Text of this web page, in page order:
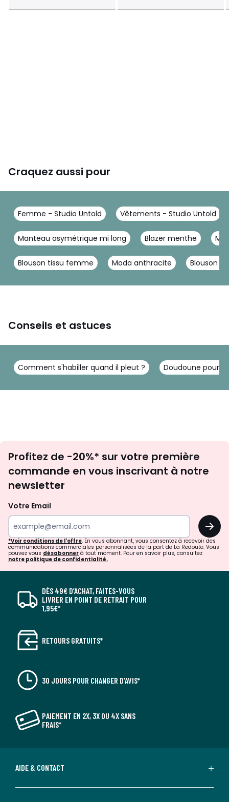
Craquez aussi pour
Femme - Studio Untold Vêtements - Studio Untold
Manteau asymétrique mi long Blazer menthe
Blouson tissu femme Moda anthracite Blouson
Conseils et astuces
Comment s'habiller quand il pleut ? Doudoune pour
newsletter
Profitez de -20%* sur votre première
commande en vous inscrivant à notre
newsletter
Votre Email
OK
*Voir conditions de l'offre. En vous abonnant, vous consentez à recevoir des
communications commerciales personnalisées de la part de La Redoute. Vous
pouvez vous désabonner à tout moment. Pour en savoir plus, consultez
notre politique de confidentialité.
DÈS 49€ D’ACHAT, FAITES-VOUS
LIVRER EN POINT DE RETRAIT POUR
1,95€*
RETOURS GRATUITS*
30 JOURS POUR CHANGER D'AVIS*
PAIEMENT EN 2X, 3X OU 4X SANS
FRAIS*
AIDE & CONTACT